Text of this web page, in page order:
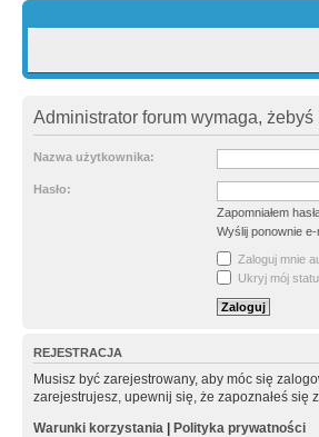
Administrator forum wymaga,
Nazwa użytkownika:
Hasło:
Zapomniałem
Wyślij ponownie
Zaloguj mnie
Ukryj mój
REJESTRACJA
Musisz być zarejestrowany, aby móc się
zarejestrujesz, upewnij się, że zapoznałeś się
Warunki korzystania | Polityka prywatności